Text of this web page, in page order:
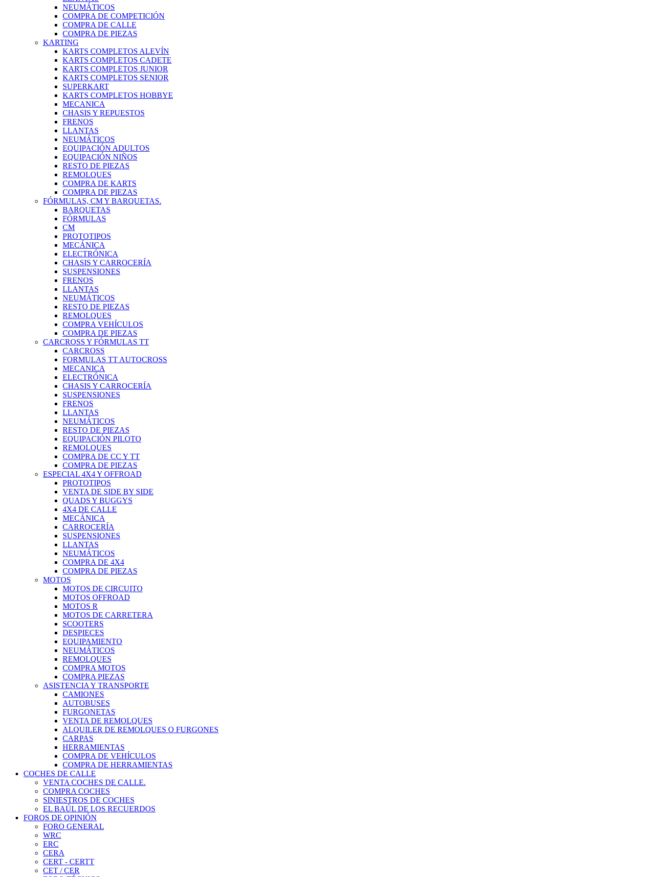
NEUMÁTICOS
COMPRA DE COMPETICIÓN
COMPRA DE CALLE
COMPRA DE PIEZAS
KARTING
KARTS COMPLETOS ALEVÍN
KARTS COMPLETOS CADETE
KARTS COMPLETOS JUNIOR
KARTS COMPLETOS SENIOR
SUPERKART
KARTS COMPLETOS HOBBYE
MECANICA
CHASIS Y REPUESTOS
FRENOS
LLANTAS
NEUMÁTICOS
EQUIPACIÓN ADULTOS
EQUIPACIÓN NIÑOS
RESTO DE PIEZAS
REMOLQUES
COMPRA DE KARTS
COMPRA DE PIEZAS
FÓRMULAS, CM Y BARQUETAS.
BARQUETAS
FÓRMULAS
CM
PROTOTIPOS
MECÁNICA
ELECTRÓNICA
CHASIS Y CARROCERÍA
SUSPENSIONES
FRENOS
LLANTAS
NEUMÁTICOS
RESTO DE PIEZAS
REMOLQUES
COMPRA VEHÍCULOS
COMPRA DE PIEZAS
CARCROSS Y FÓRMULAS TT
CARCROSS
FORMULAS TT AUTOCROSS
MECANICA
ELECTRÓNICA
CHASIS Y CARROCERÍA
SUSPENSIONES
FRENOS
LLANTAS
NEUMÁTICOS
RESTO DE PIEZAS
EQUIPACIÓN PILOTO
REMOLQUES
COMPRA DE CC Y TT
COMPRA DE PIEZAS
ESPECIAL 4X4 Y OFFROAD
PROTOTIPOS
VENTA DE SIDE BY SIDE
QUADS Y BUGGYS
4X4 DE CALLE
MECÁNICA
CARROCERÍA
SUSPENSIONES
LLANTAS
NEUMÁTICOS
COMPRA DE 4X4
COMPRA DE PIEZAS
MOTOS
MOTOS DE CIRCUITO
MOTOS OFFROAD
MOTOS R
MOTOS DE CARRETERA
SCOOTERS
DESPIECES
EQUIPAMIENTO
NEUMÁTICOS
REMOLQUES
COMPRA MOTOS
COMPRA PIEZAS
ASISTENCIA Y TRANSPORTE
CAMIONES
AUTOBUSES
FURGONETAS
VENTA DE REMOLQUES
ALQUILER DE REMOLQUES O FURGONES
CARPAS
HERRAMIENTAS
COMPRA DE VEHÍCULOS
COMPRA DE HERRAMIENTAS
COCHES DE CALLE
VENTA COCHES DE CALLE.
COMPRA COCHES
SINIESTROS DE COCHES
EL BAÚL DE LOS RECUERDOS
FOROS DE OPINIÓN
FORO GENERAL
WRC
ERC
CERA
CERT - CERTT
CET / CER